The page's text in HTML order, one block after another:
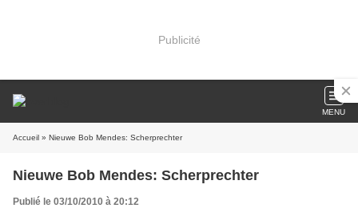
Publicité
MENU
Accueil » Nieuwe Bob Mendes: Scherprechter
Nieuwe Bob Mendes: Scherprechter
Publié le 03/10/2010 à 20:12